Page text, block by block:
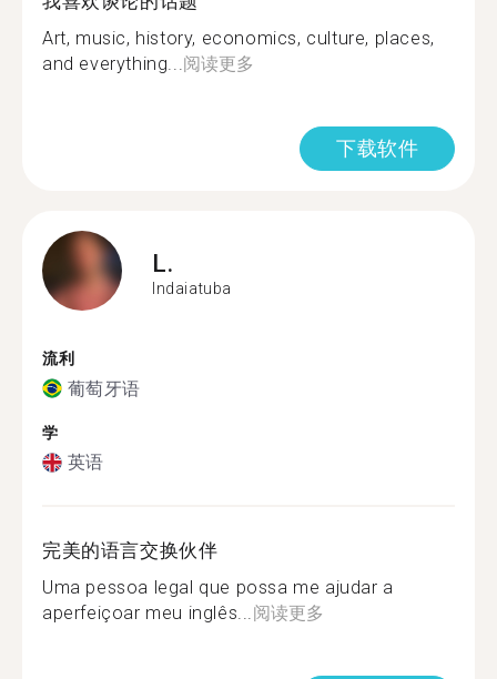
Art, music, history, economics, culture, places,
and everything...阅读更多
下载软件
L.
Indaiatuba
流利
葡萄牙语
学
英语
完美的语言交换伙伴
Uma pessoa legal que possa me ajudar a
aperfeiçoar meu inglês...阅读更多